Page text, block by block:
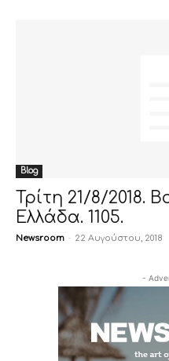
Blog
Τρίτη 21/8/2018.
Ελλάδα. 1105.
Newsroom - 22 Αυγούστου, 2018
-